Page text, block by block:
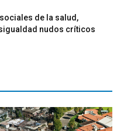
de la salud,
nudos críticos